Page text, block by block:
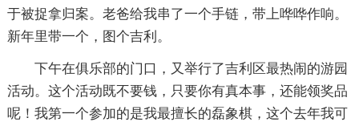
于被捉拿归案。老爸给我串了一个手链，带上哗哗作响。
新年里带一个，图个吉利。
下午在俱乐部的门口，又举行了吉利区最热闹的游园
活动。这个活动既不要钱，只要你有真本事，还能领奖品
呢！我第一个参加的是我最擅长的磊象棋，这个去年我可